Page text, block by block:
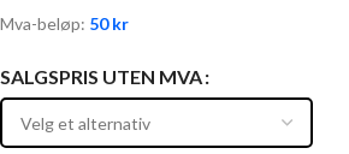
Mva-beløp: 50kr
SALGSPRIS UTEN MVA